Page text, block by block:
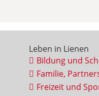
Leben in Lienen
Bildung und
Familie,
Freizeit und